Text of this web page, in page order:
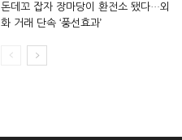
돈데꼬 잡자 장마당이 환전소 됐다…외
화 거래 단속 ‘풍선효과’